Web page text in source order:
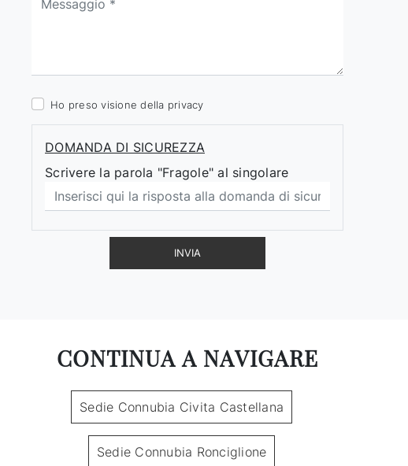
Ho preso visione della privacy
DOMANDA DI SICUREZZA
Scrivere la parola "Fragole" al singolare
INVIA
CONTINUA A NAVIGARE
Sedie Connubia Civita Castellana
Sedie Connubia Ronciglione